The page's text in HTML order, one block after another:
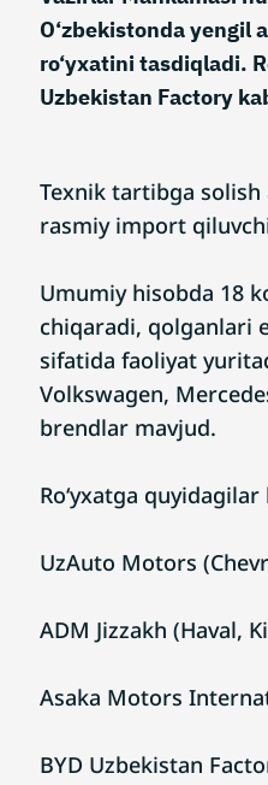
O‘zbekistonda
ro‘yxatini tasdiqladi.
Uzbekistan Factory
Texnik tartibga
rasmiy import
Umumiy hisobda 18
chiqaradi, qolganlari
sifatida faoliyat
Volkswagen,
brendlar mavjud.
Ro‘yxatga
UzAuto Motors
ADM Jizzakh (Haval,
Asaka Motors
BYD Uzbekistan